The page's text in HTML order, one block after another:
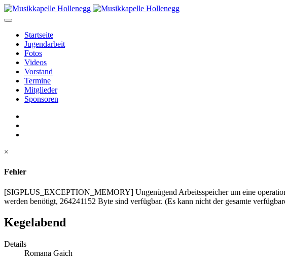
Startseite
Jugendarbeit
Fotos
Videos
Vorstand
Termine
Mitglieder
Sponsoren
×
Fehler
[SIGPLUS_EXCEPTION_MEMORY] Ungenügend Arbeitsspeicher um eine
werden benötigt, 264241152 Byte sind verfügbar. (Es kann nicht der gesamte
Kegelabend
Details
Romana Gaich